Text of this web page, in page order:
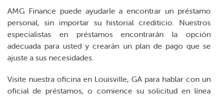
AMG Finance puede ayudarle a encontrar un préstamo
personal, sin importar su historial crediticio. Nuestros
especialistas en préstamos encontrarán la opción
adecuada para usted y crearán un plan de pago que se
ajuste a sus necesidades.
Visite nuestra oficina en Louisville, GA para hablar con un
oficial de préstamos, o comience su solicitud en línea